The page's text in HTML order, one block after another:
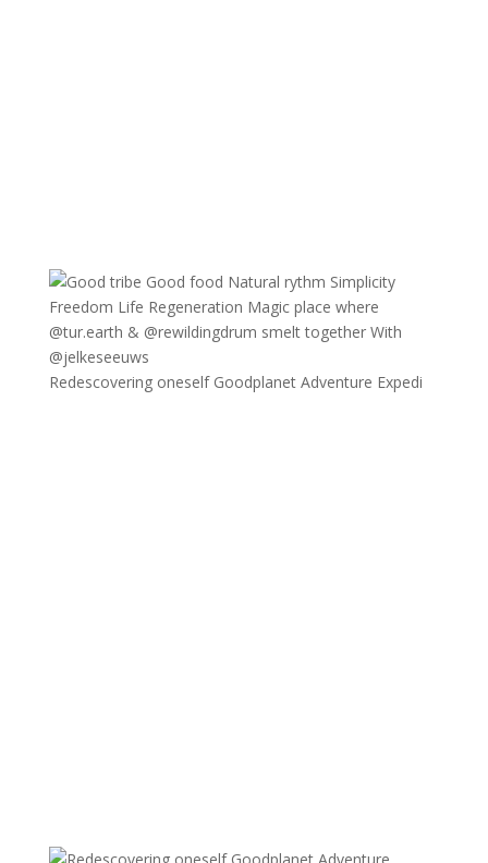
Redescovering oneself Goodplanet Adventure Expedi